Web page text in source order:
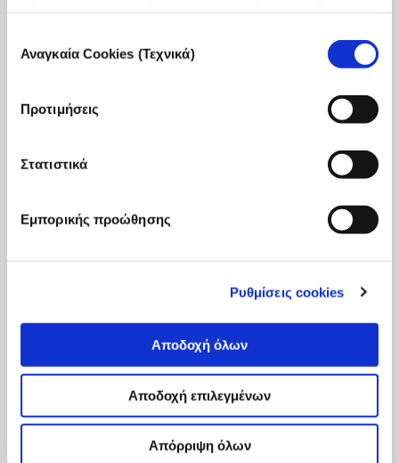
συγκατάθεσης
Αναγκαία Cookies (Τεχνικά)
Προτιμήσεις
Στατιστικά
Εμπορικής προώθησης
Ρυθμίσεις cookies
Αποδοχή όλων
Αποδοχή επιλεγμένων
Απόρριψη όλων
incubator 2022: Κλιματική Ανισότητα
To incubator, στο πλαίσιο αύξησης της πληροφόρησης και
της ευαισθητοποίησης γύρω από την κλιματική αλλαγή,
θεματική του 4ου κύκλου του.
Read
more...